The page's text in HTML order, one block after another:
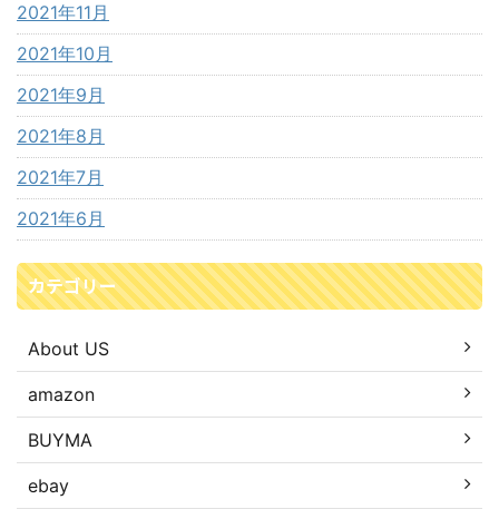
2021年11月
2021年10月
2021年9月
2021年8月
2021年7月
2021年6月
カテゴリー
About US
amazon
BUYMA
ebay